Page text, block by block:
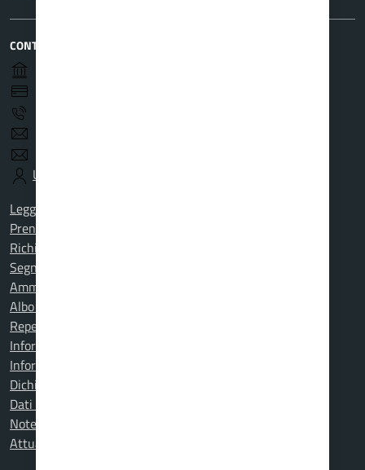
CONTATTI
URP
Leggi le FAQ
Prenotazione appuntamento
Richiesta assistenza
Segnalazione disservizio
Amministrazione trasparente
Albo online
Repertorio d'Emergenza
Informativa privacy
Informativa cookies
Dichiarazione di accessibilità
Dati DPO
Note legali
Attuazione misure PNRR